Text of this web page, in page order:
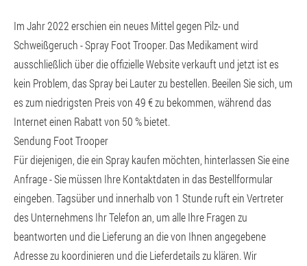
Im Jahr 2022 erschien ein neues Mittel gegen Pilz- und
Schweißgeruch - Spray Foot Trooper. Das Medikament wird
ausschließlich über die offizielle Website verkauft und jetzt ist es
kein Problem, das Spray bei Lauter zu bestellen. Beeilen Sie sich, um
es zum niedrigsten Preis von 49 € zu bekommen, während das
Internet einen Rabatt von 50 % bietet.
Sendung Foot Trooper
Für diejenigen, die ein Spray kaufen möchten, hinterlassen Sie eine
Anfrage - Sie müssen Ihre Kontaktdaten in das Bestellformular
eingeben. Tagsüber und innerhalb von 1 Stunde ruft ein Vertreter
des Unternehmens Ihr Telefon an, um alle Ihre Fragen zu
beantworten und die Lieferung an die von Ihnen angegebene
Adresse zu koordinieren und die Lieferdetails zu klären. Wir